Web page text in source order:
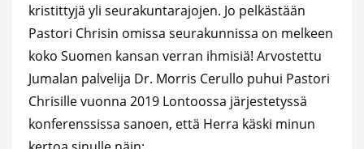
kristittyjä yli seurakuntarajojen. Jo pelkästään
Pastori Chrisin omissa seurakunnissa on melkeen
koko Suomen kansan verran ihmisiä! Arvostettu
Jumalan palvelija Dr. Morris Cerullo puhui Pastori
Chrisille vuonna 2019 Lontoossa järjestetyssä
konferenssissa sanoen, että Herra käski minun